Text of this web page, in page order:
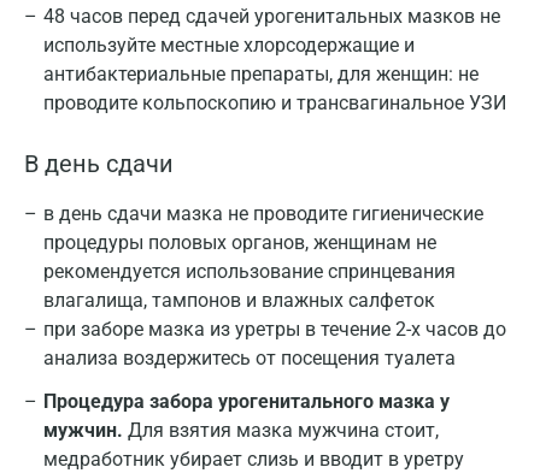
48 часов перед сдачей урогенитальных мазков не
используйте местные хлорсодержащие и
антибактериальные препараты, для женщин: не
проводите кольпоскопию и трансвагинальное УЗИ
В день сдачи
в день сдачи мазка не проводите гигиенические
процедуры половых органов, женщинам не
рекомендуется использование спринцевания
влагалища, тампонов и влажных салфеток
при заборе мазка из уретры в течение 2-х часов до
анализа воздержитесь от посещения туалета
Процедура забора урогенитального мазка у
мужчин. Для взятия мазка мужчина стоит,
медработник убирает слизь и вводит в уретру